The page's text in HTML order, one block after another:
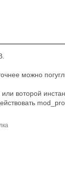
можно
воторой